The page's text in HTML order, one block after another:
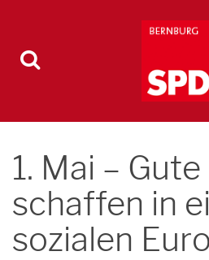
1. Mai –
schaffen in
sozialen